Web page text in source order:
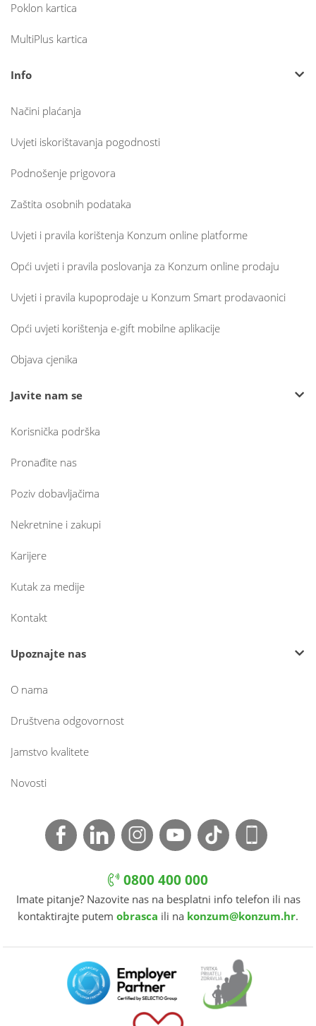
Poklon kartica
MultiPlus kartica
Info
Načini plaćanja
Uvjeti iskorištavanja pogodnosti
Podnošenje prigovora
Zaštita osobnih podataka
Uvjeti i pravila korištenja Konzum online platforme
Opći uvjeti i pravila poslovanja za Konzum online prodaju
Uvjeti i pravila kupoprodaje u Konzum Smart prodavaonici
Opći uvjeti korištenja e-gift mobilne aplikacije
Objava cjenika
Javite nam se
Korisnička podrška
Pronađite nas
Poziv dobavljačima
Nekretnine i zakupi
Karijere
Kutak za medije
Kontakt
Upoznajte nas
O nama
Društvena odgovornost
Jamstvo kvalitete
Novosti
0800 400 000
Imate pitanje? Nazovite nas na besplatni info telefon ili nas
kontaktirajte putem obrasca ili na konzum@konzum.hr.